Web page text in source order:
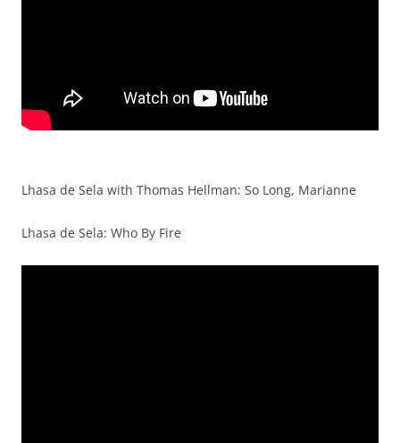
Lhasa de Sela with Thomas Hellman: So Long, Marianne
Lhasa de Sela: Who By Fire